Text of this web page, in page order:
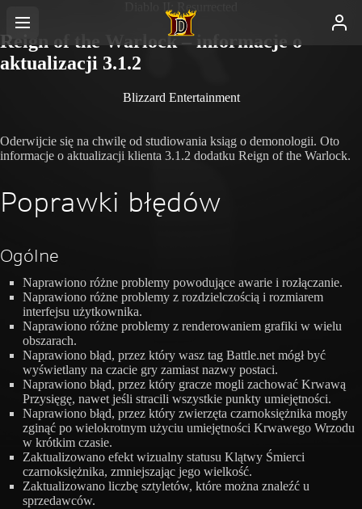
Diablo II: Resurrected
Reign of the Warlock – informacje o
aktualizacji 3.1.2
Blizzard Entertainment
Oderwijcie się na chwilę od studiowania ksiąg o demonologii. Oto
informacje o aktualizacji klienta 3.1.2 dodatku Reign of the Warlock.
Poprawki błędów
Ogólne
Naprawiono różne problemy powodujące awarie i rozłączanie.
Naprawiono różne problemy z rozdzielczością i rozmiarem
interfejsu użytkownika.
Naprawiono różne problemy z renderowaniem grafiki w wielu
obszarach.
Naprawiono błąd, przez który wasz tag Battle.net mógł być
wyświetlany na czacie gry zamiast nazwy postaci.
Naprawiono błąd, przez który gracze mogli zachować Krwawą
Przysięgę, nawet jeśli stracili wszystkie punkty umiejętności.
Naprawiono błąd, przez który zwierzęta czarnoksiężnika mogły
zginąć po wielokrotnym użyciu umiejętności Krwawego Wrzodu
w krótkim czasie.
Zaktualizowano efekt wizualny statusu Klątwy Śmierci
czarnoksiężnika, zmniejszając jego wielkość.
Zaktualizowano liczbę sztyletów, które można znaleźć u
sprzedawców.